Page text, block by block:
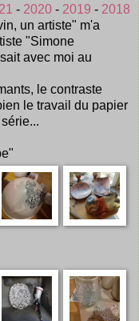
- 2020 - 2019 - 2018
un artiste" m'a
"Simone
avec moi au
le contraste
le travail du papier